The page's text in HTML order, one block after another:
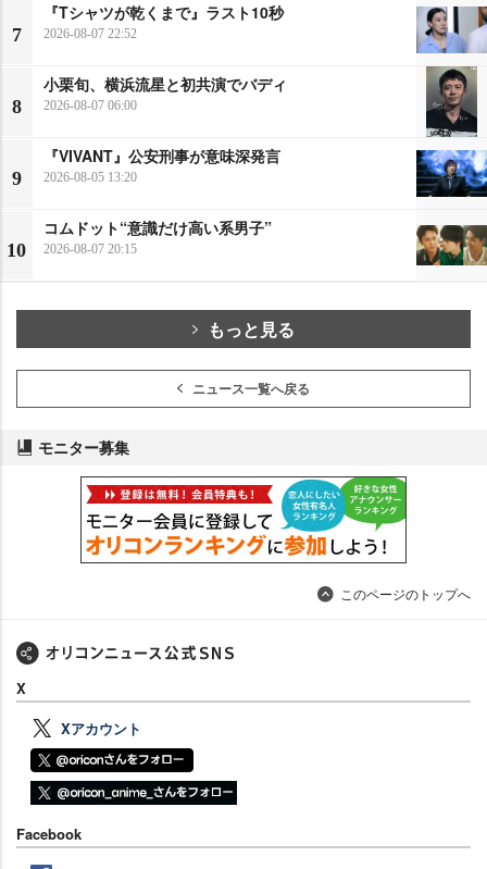
7
『Tシャツが乾くまで』ラスト10秒
2026-08-07 22:52
8
小栗旬、横浜流星と初共演でバディ
2026-08-07 06:00
9
『VIVANT』公安刑事が意味深発言
2026-08-05 13:20
10
コムドット“意識だけ高い系男子”
2026-08-07 20:15
もっと見る
ニュース一覧へ戻る
モニター募集
このページのトップへ
X
Xアカウント
Facebook